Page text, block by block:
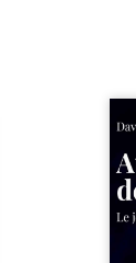
Né